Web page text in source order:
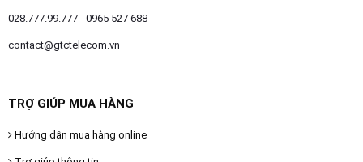
028.777.99.777 - 0965 527 688
contact@gtctelecom.vn
TRỢ GIÚP MUA HÀNG
Hướng dẫn mua hàng online